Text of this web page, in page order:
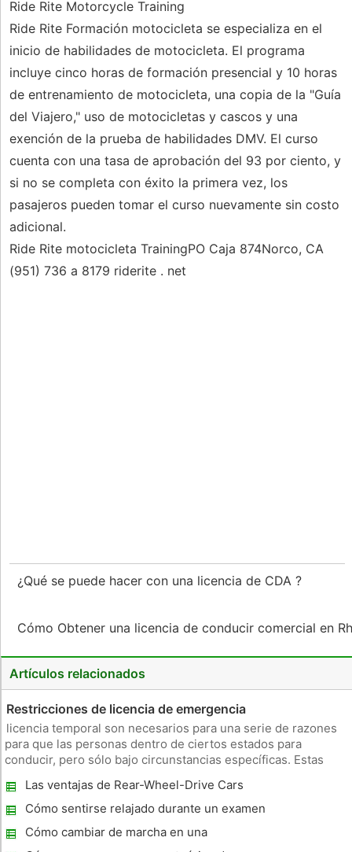
Ride Rite Motorcycle Training
Ride Rite Formación motocicleta se especializa en el
inicio de habilidades de motocicleta. El programa
incluye cinco horas de formación presencial y 10 horas
de entrenamiento de motocicleta, una copia de la "Guía
del Viajero," uso de motocicletas y cascos y una
exención de la prueba de habilidades DMV. El curso
cuenta con una tasa de aprobación del 93 por ciento, y
si no se completa con éxito la primera vez, los
pasajeros pueden tomar el curso nuevamente sin costo
adicional.
Ride Rite motocicleta TrainingPO Caja 874Norco, CA
(951) 736 a 8179 riderite . net
¿Qué se puede hacer con una licencia de CDA ?
Cómo Obtener una licencia de conducir comercial en
Artículos relacionados
Restricciones de licencia de emergencia
licencia temporal son necesarios para una serie de razones
para que las personas dentro de ciertos estados para
conducir, pero sólo bajo circunstancias específicas. Estas
debajo del límite legal para conducir y aquellos que han
tenido violacióne
Las ventajas de Rear-Wheel-Drive Cars
Cómo sentirse relajado durante un examen
de manejo
Cómo cambiar de marcha en una